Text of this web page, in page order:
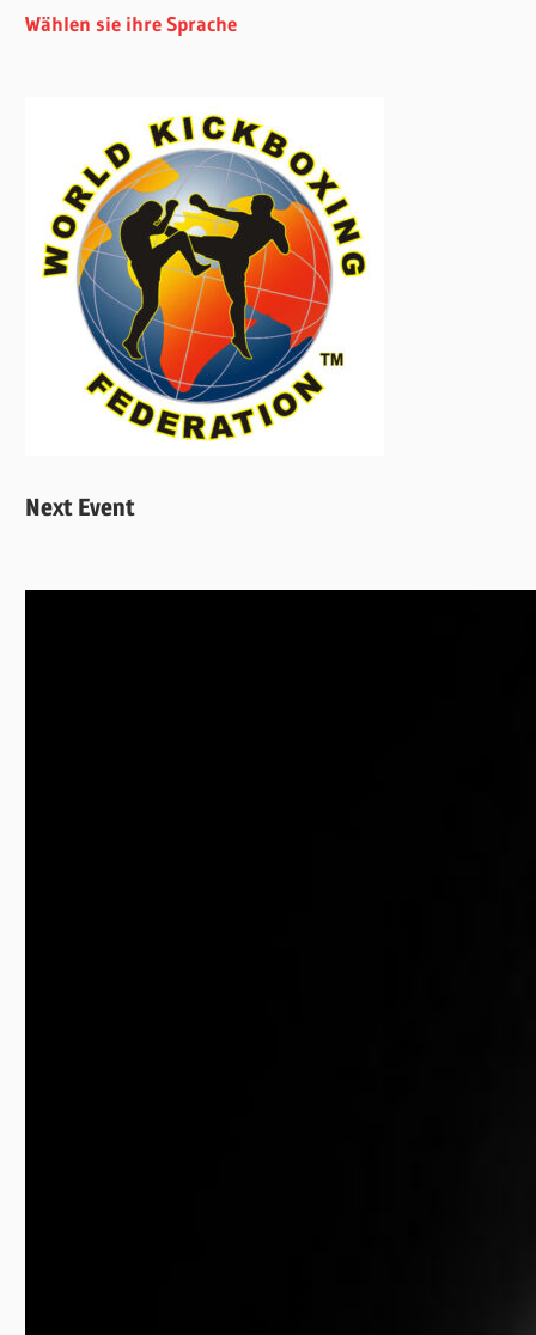
Wählen sie ihre Sprache
Next Event